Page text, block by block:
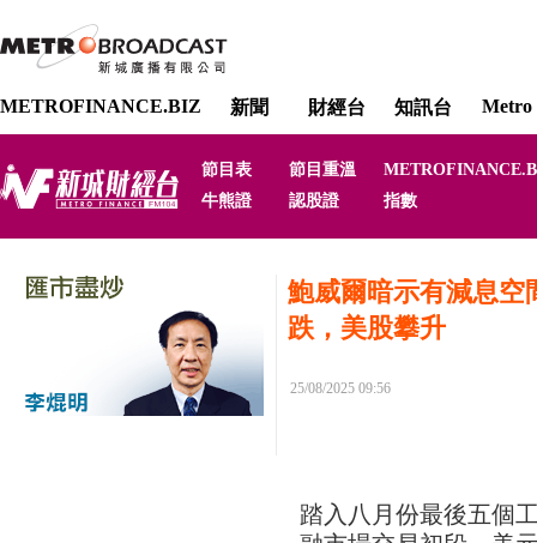
METROFINANCE.BIZ 新聞 財經台 知訊台 Metro
節目表 節目重溫
牛熊證
認股證 指數
鮑威爾暗示有減息空
跌，美股攀升
25/08/2025 09:56
踏入八月份最後五個